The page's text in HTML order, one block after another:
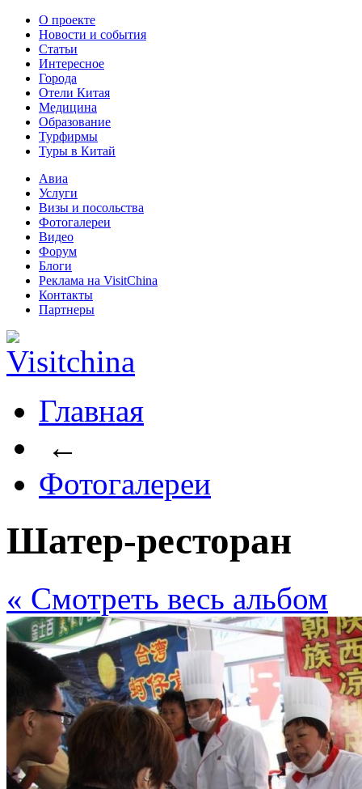
О проекте
Новости и события
Статьи
Интересное
Города
Отели Китая
Медицина
Образование
Турфирмы
Туры в Китай
Авиа
Услуги
Визы и посольства
Фотогалереи
Видео
Форум
Блоги
Реклама на VisitChina
Контакты
Партнеры
Главная
←
Фотогалереи
Шатер-ресторан
« Cмотреть весь альбом